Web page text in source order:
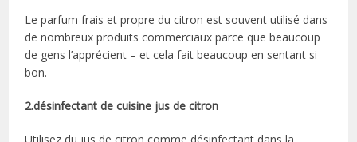
Le parfum frais et propre du citron est souvent utilisé dans
de nombreux produits commerciaux parce que beaucoup
de gens l’apprécient – et cela fait beaucoup en sentant si
bon.
2.désinfectant de cuisine jus de citron